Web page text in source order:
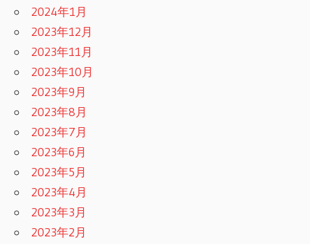
2024年1月
2023年12月
2023年11月
2023年10月
2023年9月
2023年8月
2023年7月
2023年6月
2023年5月
2023年4月
2023年3月
2023年2月